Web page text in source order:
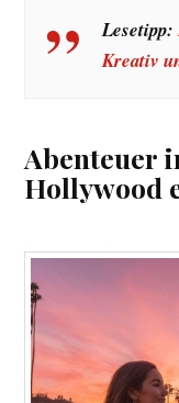
Lesetipp:
Kreativ
Abenteuer
Hollywood